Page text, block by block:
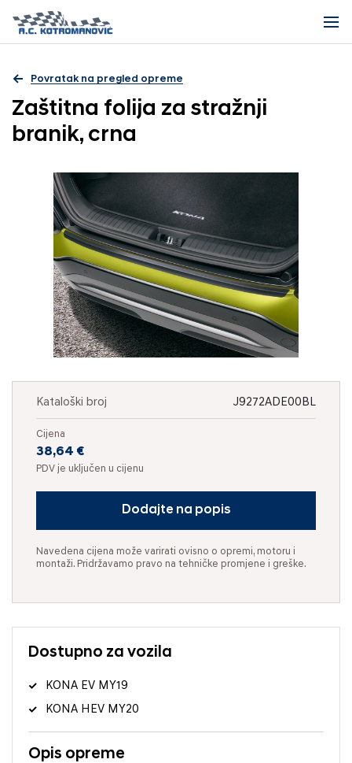
Povratak na pregled opreme
Zaštitna folija za stražnji
branik, crna
Kataloški broj J9272ADE00BL
Cijena
38,64 €
PDV je uključen u cijenu
Dodajte na popis
Navedena cijena može varirati ovisno o opremi, motoru i
montaži. Pridržavamo pravo na tehničke promjene i greške.
Dostupno za vozila
KONA EV MY19
KONA HEV MY20
Opis opreme